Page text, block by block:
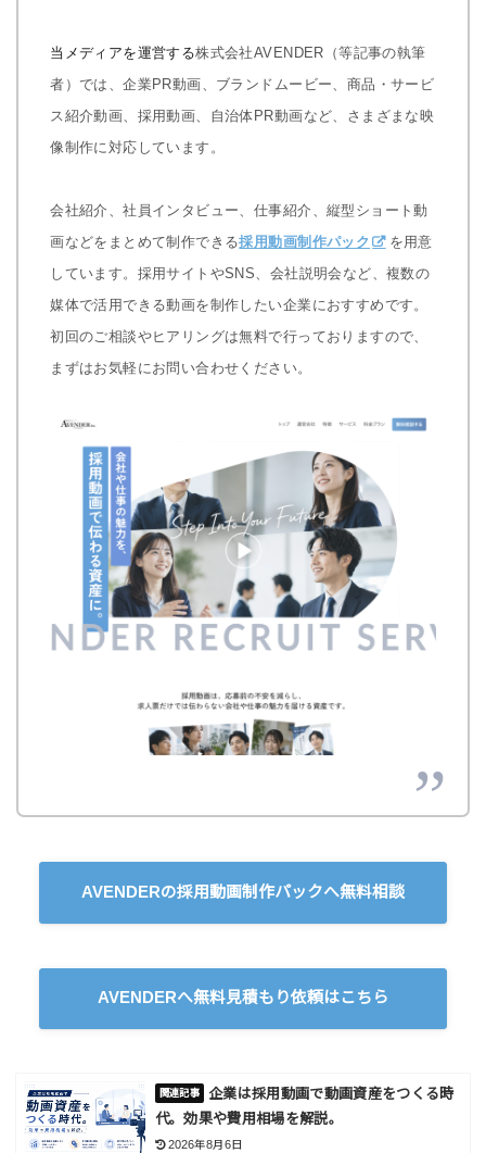
当メディアを運営する株式会社AVENDER（等記事の執筆
者）では、企業PR動画、ブランドムービー、商品・サービ
ス紹介動画、採用動画、自治体PR動画など、さまざまな映
像制作に対応しています。
会社紹介、社員インタビュー、仕事紹介、縦型ショート動
画などをまとめて制作できる採用動画制作パック
を用意
しています。採用サイトやSNS、会社説明会など、複数の
媒体で活用できる動画を制作したい企業におすすめです。
初回のご相談やヒアリングは無料で行っておりますので、
まずはお気軽にお問い合わせください。
AVENDERの採用動画制作パックへ無料相談
AVENDERへ無料見積もり依頼はこちら
企業は採用動画で動画資産をつくる時
代。効果や費用相場を解説。
2026年8月6日